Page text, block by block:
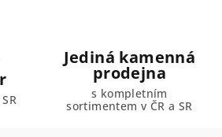
Jediná kamenná
prodejna
s kompletním
sortimentem v ČR a SR